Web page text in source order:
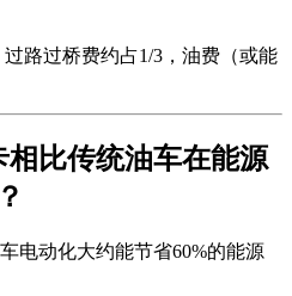
路过桥费约占1/3，油费（或能
相比传统油车在能源
电动化大约能节省60%的能源